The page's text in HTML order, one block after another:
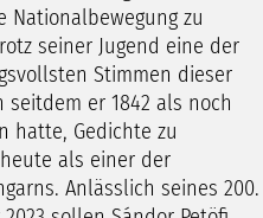
Nationalbewegung zu
seiner Jugend eine der
Stimmen dieser
seitdem er 1842 als noch
hatte, Gedichte zu
als einer der
Anlässlich seines 200.